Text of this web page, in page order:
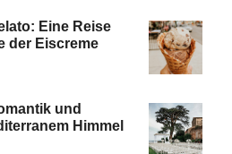
Eine Reise
der Eiscreme
und
Himmel